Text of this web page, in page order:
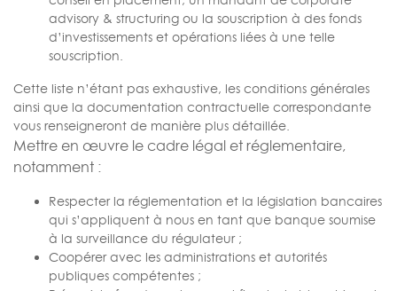
advisory & structuring ou la souscription à des fonds
d’investissements et opérations liées à une telle
souscription.
Cette liste n’étant pas exhaustive, les conditions générales
ainsi que la documentation contractuelle correspondante
vous renseigneront de manière plus détaillée.
Mettre en œuvre le cadre légal et réglementaire,
notamment :
Respecter la réglementation et la législation bancaires
qui s’appliquent à nous en tant que banque soumise
à la surveillance du régulateur ;
Coopérer avec les administrations et autorités
publiques compétentes ;